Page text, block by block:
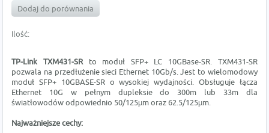
Dodaj do porównania
Ilość:
TP-Link TXM431-SR to moduł SFP+ LC 10GBase-SR. TXM431-SR
pozwala na przedłużenie sieci Ethernet 10Gb/s. Jest to wielomodowy
moduł SFP+ 10GBASE-SR o wysokiej wydajności. Obsługuje łącza
Ethernet 10G w pełnym dupleksie do 300m lub 33m dla
światłowodów odpowiednio 50/125µm oraz 62.5/125µm.
Najważniejsze cechy: